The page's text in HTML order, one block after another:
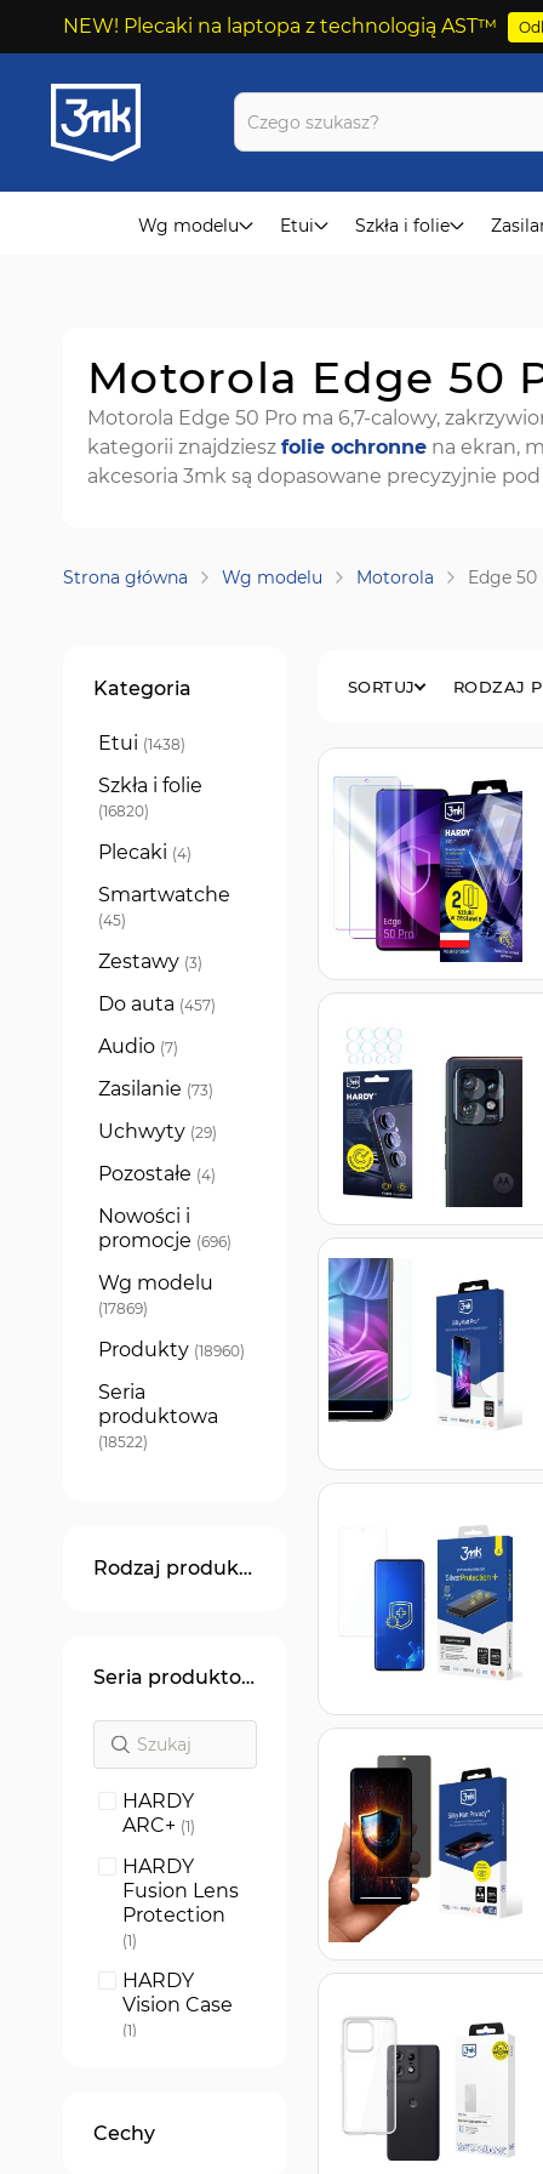
NEW! Plecaki na laptopa z technologią AST™
Przejdź
do
treści
Wg modelu Etui Szkła i folie
Motorola Edge 50
Motorola Edge 50 Pro ma 6,7-calowy,
kategorii znajdziesz folie ochronne na ekran,
akcesoria 3mk są dopasowane precyzyjnie
Strona główna Wg modelu Motorola Edge 50
RODZAJ
SORTUJ
Kategoria
Etui 1438
produkty
Szkła i folie
16820
produkty
Plecaki 4
produkty
Smartwatche
45
produkty
Zestawy 3
produkty
Do auta 457
produkty
Audio 7
produkty
Zasilanie 73
produkty
Uchwyty 29
produkty
Pozostałe 4
produkty
Nowości i
promocje 696
produkty
Wg modelu
17869
produkty
Produkty 18960
produkty
Seria
produktowa
18522
produkty
Rodzaj produktu
Seria produktowa
HARDY
ARC+ 1
produkt
HARDY
Fusion Lens
Protection
1
produkt
HARDY
Vision Case
1
produkt
1UP screen
Cechy